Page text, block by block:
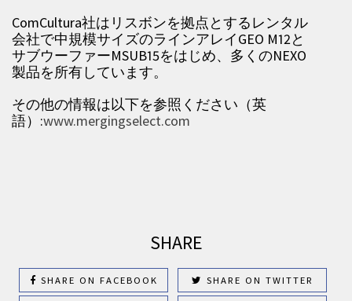
ComCultura社はリスボンを拠点とするレンタル
会社で中規模サイズのラインアレイGEO M12と
サブウーファーMSUB15をはじめ、多くのNEXO
製品を所有しています。
その他の情報は以下を参照ください（英
語）:www.mergingselect.com
SHARE
SHARE ON FACEBOOK SHARE ON TWITTER